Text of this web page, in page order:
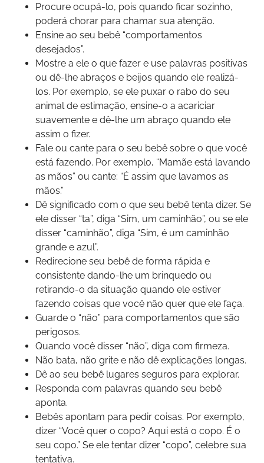
Procure ocupá-lo, pois quando ficar sozinho,
poderá chorar para chamar sua atenção.
Ensine ao seu bebê “comportamentos
desejados”.
Mostre a ele o que fazer e use palavras positivas
ou dê-lhe abraços e beijos quando ele realizá-
los. Por exemplo, se ele puxar o rabo do seu
animal de estimação, ensine-o a acariciar
suavemente e dê-lhe um abraço quando ele
assim o fizer.
Fale ou cante para o seu bebê sobre o que você
está fazendo. Por exemplo, “Mamãe está lavando
as mãos” ou cante: “É assim que lavamos as
mãos.”
Dê significado com o que seu bebê tenta dizer. Se
ele disser “ta”, diga “Sim, um caminhão”, ou se ele
disser “caminhão”, diga “Sim, é um caminhão
grande e azul”.
Redirecione seu bebê de forma rápida e
consistente dando-lhe um brinquedo ou
retirando-o da situação quando ele estiver
fazendo coisas que você não quer que ele faça.
Guarde o “não” para comportamentos que são
perigosos.
Quando você disser “não”, diga com firmeza.
Não bata, não grite e não dê explicações longas.
Dê ao seu bebê lugares seguros para explorar.
Responda com palavras quando seu bebê
aponta.
Bebês apontam para pedir coisas. Por exemplo,
dizer “Você quer o copo? Aqui está o copo. É o
seu copo.” Se ele tentar dizer “copo”, celebre sua
tentativa.